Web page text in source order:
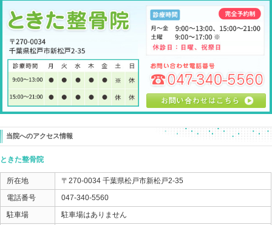
おはようございます。
ときた整骨院
http://tokitaseikotsuin.com/ です。
マロウ君 マンゲツさん お気に入りスポット
小さいクッションに２匹で乗っかってます。
ついつい触りたくなりますが、
そっとしときましょう（笑）
今日の話は
「足首の捻挫 早期に回復させるには？」